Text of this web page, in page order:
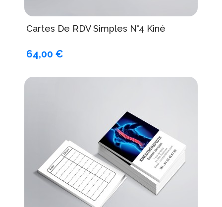
Cartes De RDV Simples N°4 Kiné
64,00 €